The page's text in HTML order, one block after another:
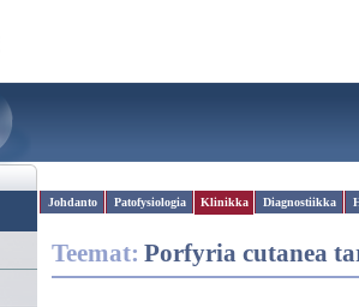
Johdanto Patofysiologia Klinikka Diagnostiikka
Teemat: Porfyria cutanea